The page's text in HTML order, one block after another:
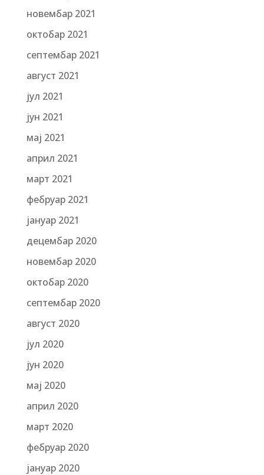
новембар 2021
октобар 2021
септембар 2021
август 2021
јул 2021
јун 2021
мај 2021
април 2021
март 2021
фебруар 2021
јануар 2021
децембар 2020
новембар 2020
октобар 2020
септембар 2020
август 2020
јул 2020
јун 2020
мај 2020
април 2020
март 2020
фебруар 2020
јануар 2020